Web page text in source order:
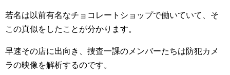
若名は以前有名なチョコレートショップで働いていて、そ
この真似をしたことが分かります。
早速その店に出向き、捜査一課のメンバーたちは防犯カメ
ラの映像を解析するのです。